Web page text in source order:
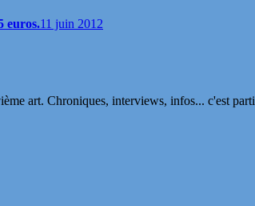
euros.11 juin 2012
art. Chroniques, interviews, infos... c'est